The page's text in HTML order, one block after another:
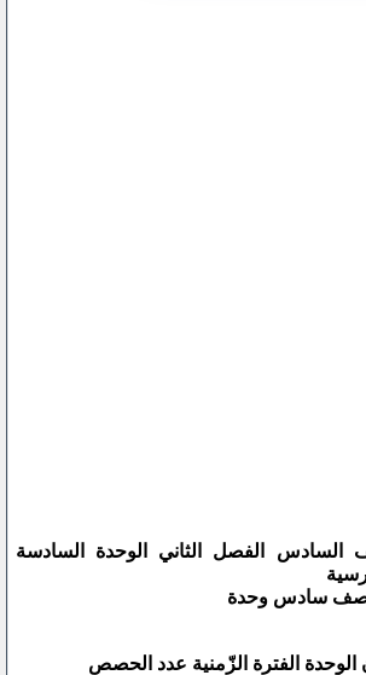
الفصل الثاني الوحدة السادسة
صف سادس وحدة
الفترة الزّمنية عدد الحصص